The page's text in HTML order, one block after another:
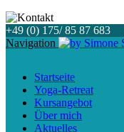
+49 (0) 175/ 85 87 683
Navigation
Startseite
Yoga-Retreat
Kursangebot
Über mich
Aktuelles